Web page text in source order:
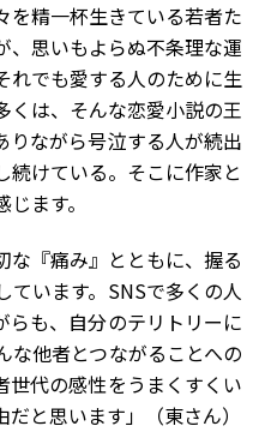
精一杯生きている若者た
、思いもよらぬ不条理な運
れでも愛する人のために生
は、そんな恋愛小説の王
りながら号泣する人が続出
続けている。そこに作家と
ます。
『痛み』とともに、握る
ています。SNSで多くの人
らも、自分のテリトリーに
な他者とつながることへの
世代の感性をうまくすくい
と思います」（東さん）